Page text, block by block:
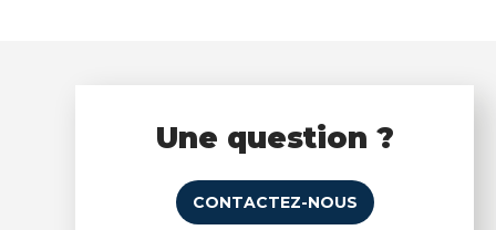
Une question ?
CONTACTEZ-NOUS